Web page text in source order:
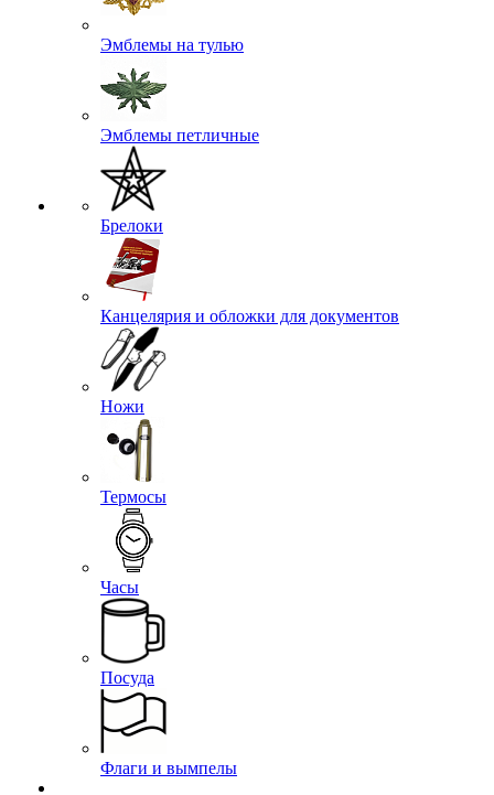
Эмблемы на тулью
Эмблемы петличные
Брелоки
Канцелярия и обложки для документов
Ножи
Термосы
Часы
Посуда
Флаги и вымпелы